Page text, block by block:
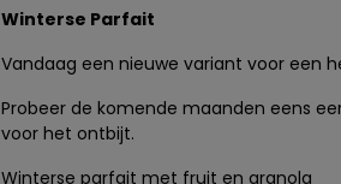
Winterse Parfait
Vandaag een nieuwe variant voor een
Probeer de komende maanden eens
voor het ontbijt.
Winterse parfait met fruit en granola